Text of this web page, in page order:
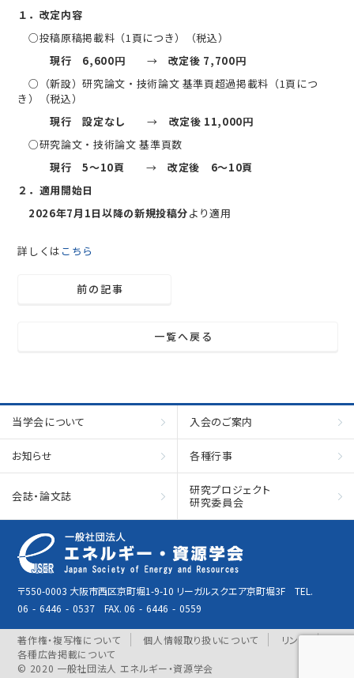
１．改定内容
○投稿原稿掲載料（1頁につき）（税込）
現行 6,600円 → 改定後 7,700円
○（新設）研究論文・技術論文 基準頁超過掲載料（1頁につ
き）（税込）
現行 設定なし
→ 改定後 11,000円
○研究論文・技術論文 基準頁数
現行
5～10頁 →改定後
6～10頁
２．適用開始日
2026年7月1日以降の新規投稿分より適用
詳しくは こちら
前の記事
一覧へ戻る
当学会について 入会のご案内
お知らせ 各種行事
会誌・論文誌
研究プロジェクト
研究委員会
〒550-0003 大阪市西区京町堀1-9-10 リーガルスクエア京町堀3F TEL.
06 - 6446 - 0537 FAX. 06 - 6446 - 0559
著作権・複写権について 個人情報取り扱いについて
リンク
各種広告掲載について
© 2020 一般社団法人 エネルギー・資源学会